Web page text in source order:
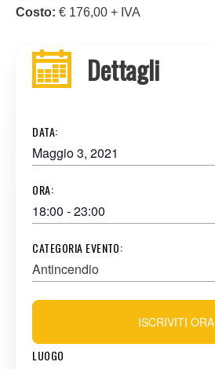
Costo: € 176,00 + IVA
Dettagli
DATA:
Maggio 3, 2021
ORA:
18:00 - 23:00
CATEGORIA EVENTO:
Antincendio
LUOGO
ISCRIVITI ORA